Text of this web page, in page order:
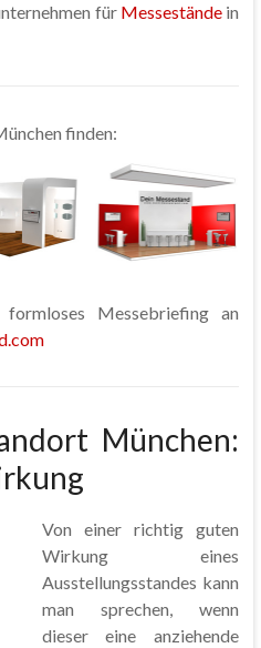
für Messeständein
finden:
Messebriefing an
München:
Von einer richtig guten
Wirkung eines
Ausstellungsstandes kann
man sprechen, wenn
dieser eine anziehende